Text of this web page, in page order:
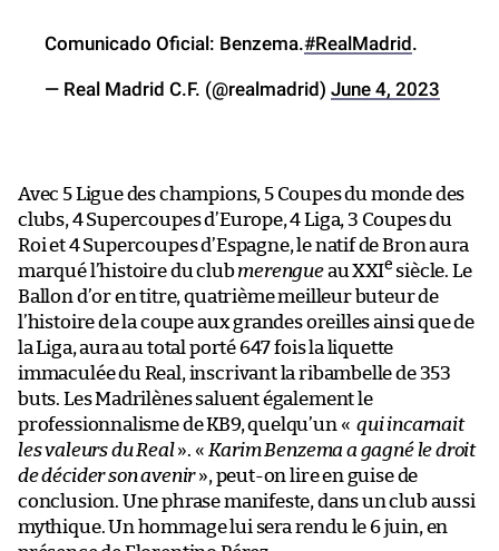
Comunicado Oficial: Benzema.#RealMadrid.
— Real Madrid C.F. (@realmadrid) June 4, 2023
Avec 5 Ligue des champions, 5 Coupes du monde des
clubs, 4 Supercoupes d’Europe, 4 Liga, 3 Coupes du
Roi et 4 Supercoupes d’Espagne, le natif de Bron aura
marqué l’histoire du clubmerengueau XXIe siècle. Le
Ballon d’or en titre, quatrième meilleur buteur de
l’histoire de la coupe aux grandes oreilles ainsi que de
la Liga, aura au total porté 647 fois la liquette
immaculée du Real, inscrivant la ribambelle de 353
buts. Les Madrilènes saluent également le
professionnalisme de KB9, quelqu’un « qui incarnait
les valeurs du Real». « Karim Benzema a gagné le droit
de décider son avenir», peut-on lire en guise de
conclusion. Une phrase manifeste, dans un club aussi
mythique. Un hommage lui sera rendu le 6 juin, en